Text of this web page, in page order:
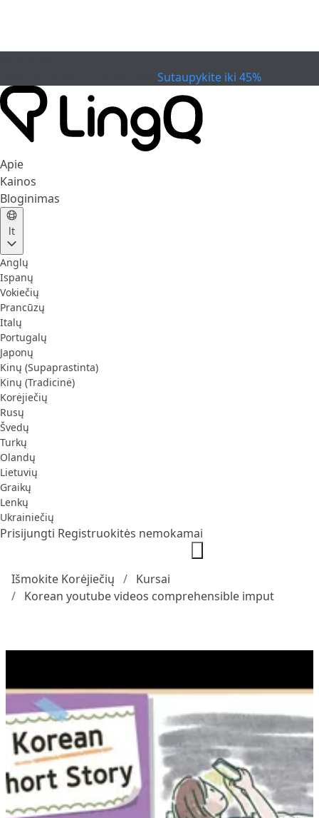
Sutaupykite iki 45%
Apie
Kainos
Bloginimas
lt
Anglų
Ispanų
Vokiečių
Prancūzų
Italų
Portugalų
Japonų
Kinų (Supaprastinta)
Kinų (Tradicinė)
Korėjiečių
Rusų
Švedų
Turkų
Olandų
Lietuvių
Graikų
Lenkų
Ukrainiečių
Prisijungti Registruokitės nemokamai
Išmokite Korėjiečių
Kursai
Korean youtube videos comprehensible imput